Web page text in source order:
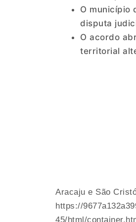
O município
disputa
O acordo
territorial
Aracaju e São
https://
45/html/